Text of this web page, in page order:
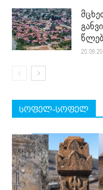
სოფელ-სოფელ